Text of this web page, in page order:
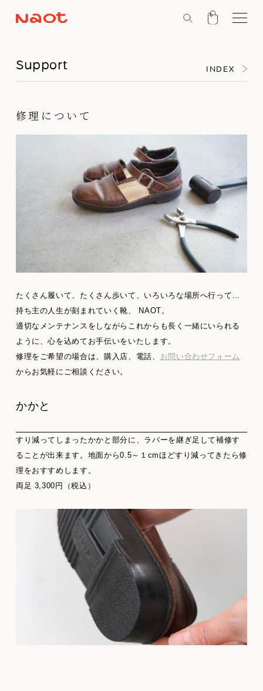
Support INDEX
修理について
たくさん履いて、たくさん歩いて、いろいろな場所へ行って…
持ち主の人生が刻まれていく靴、 NAOT。
適切なメンテナンスをしながらこれからも長く一緒にいられる
ように、心を込めてお手伝いをいたします。
修理をご希望の場合は、購入店、電話、 お問い合わせフォーム
からお気軽にご相談ください。
かかと
すり減ってしまったかかと部分に、ラバーを継ぎ足して補修す
ることが出来ます。地面から0.5～１cmほどすり減ってきたら修
理をおすすめします。
両足 3,300円（税込）